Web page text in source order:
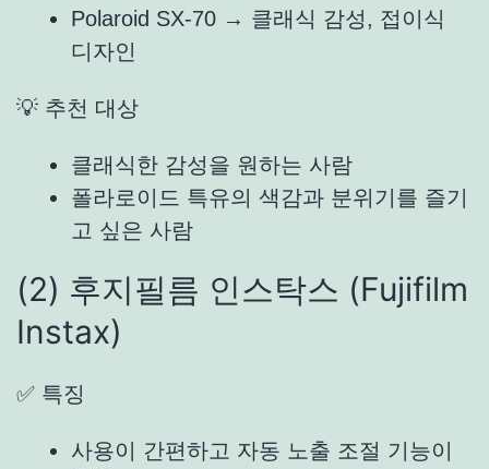
Polaroid SX-70 → 클래식 감성, 접이식
디자인
💡 추천 대상
클래식한 감성을 원하는 사람
폴라로이드 특유의 색감과 분위기를 즐기
고 싶은 사람
(2) 후지필름 인스탁스 (Fujifilm
Instax)
✅ 특징
사용이 간편하고 자동 노출 조절 기능이